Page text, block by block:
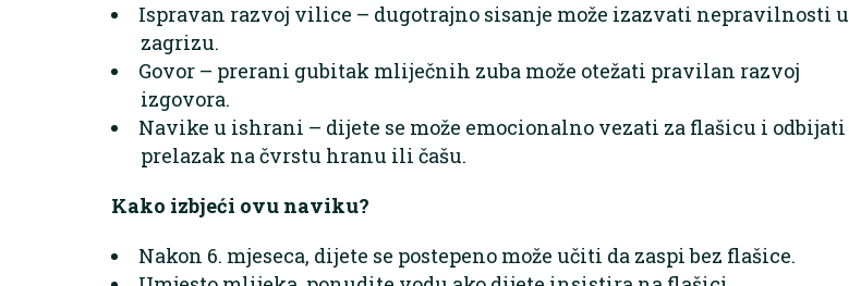
Ispravan razvoj vilice – dugotrajno sisanje može izazvati nepravilnosti u
zagrizu.
Govor – prerani gubitak mliječnih zuba može otežati pravilan razvoj
izgovora.
Navike u ishrani – dijete se može emocionalno vezati za flašicu i odbijati
prelazak na čvrstu hranu ili čašu.
Kako izbjeći ovu naviku?
Nakon 6. mjeseca, dijete se postepeno može učiti da zaspi bez flašice.